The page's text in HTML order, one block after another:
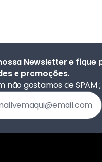
Newsletter e fique
e promoções.
não gostamos de SPAM